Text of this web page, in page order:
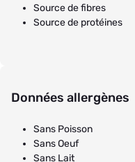
Source de fibres
Source de protéines
Données allergènes
Sans Poisson
Sans Oeuf
Sans Lait